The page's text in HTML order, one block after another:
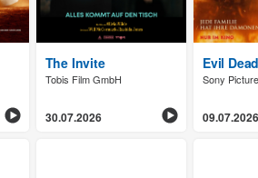
The Invite
Tobis Film GmbH
30.07.2026
Evil
Sony
09.07.2026